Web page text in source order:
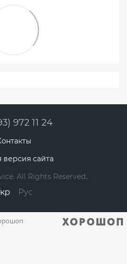
972 11 24
версия сайта
All Rights Reserved..
Рус